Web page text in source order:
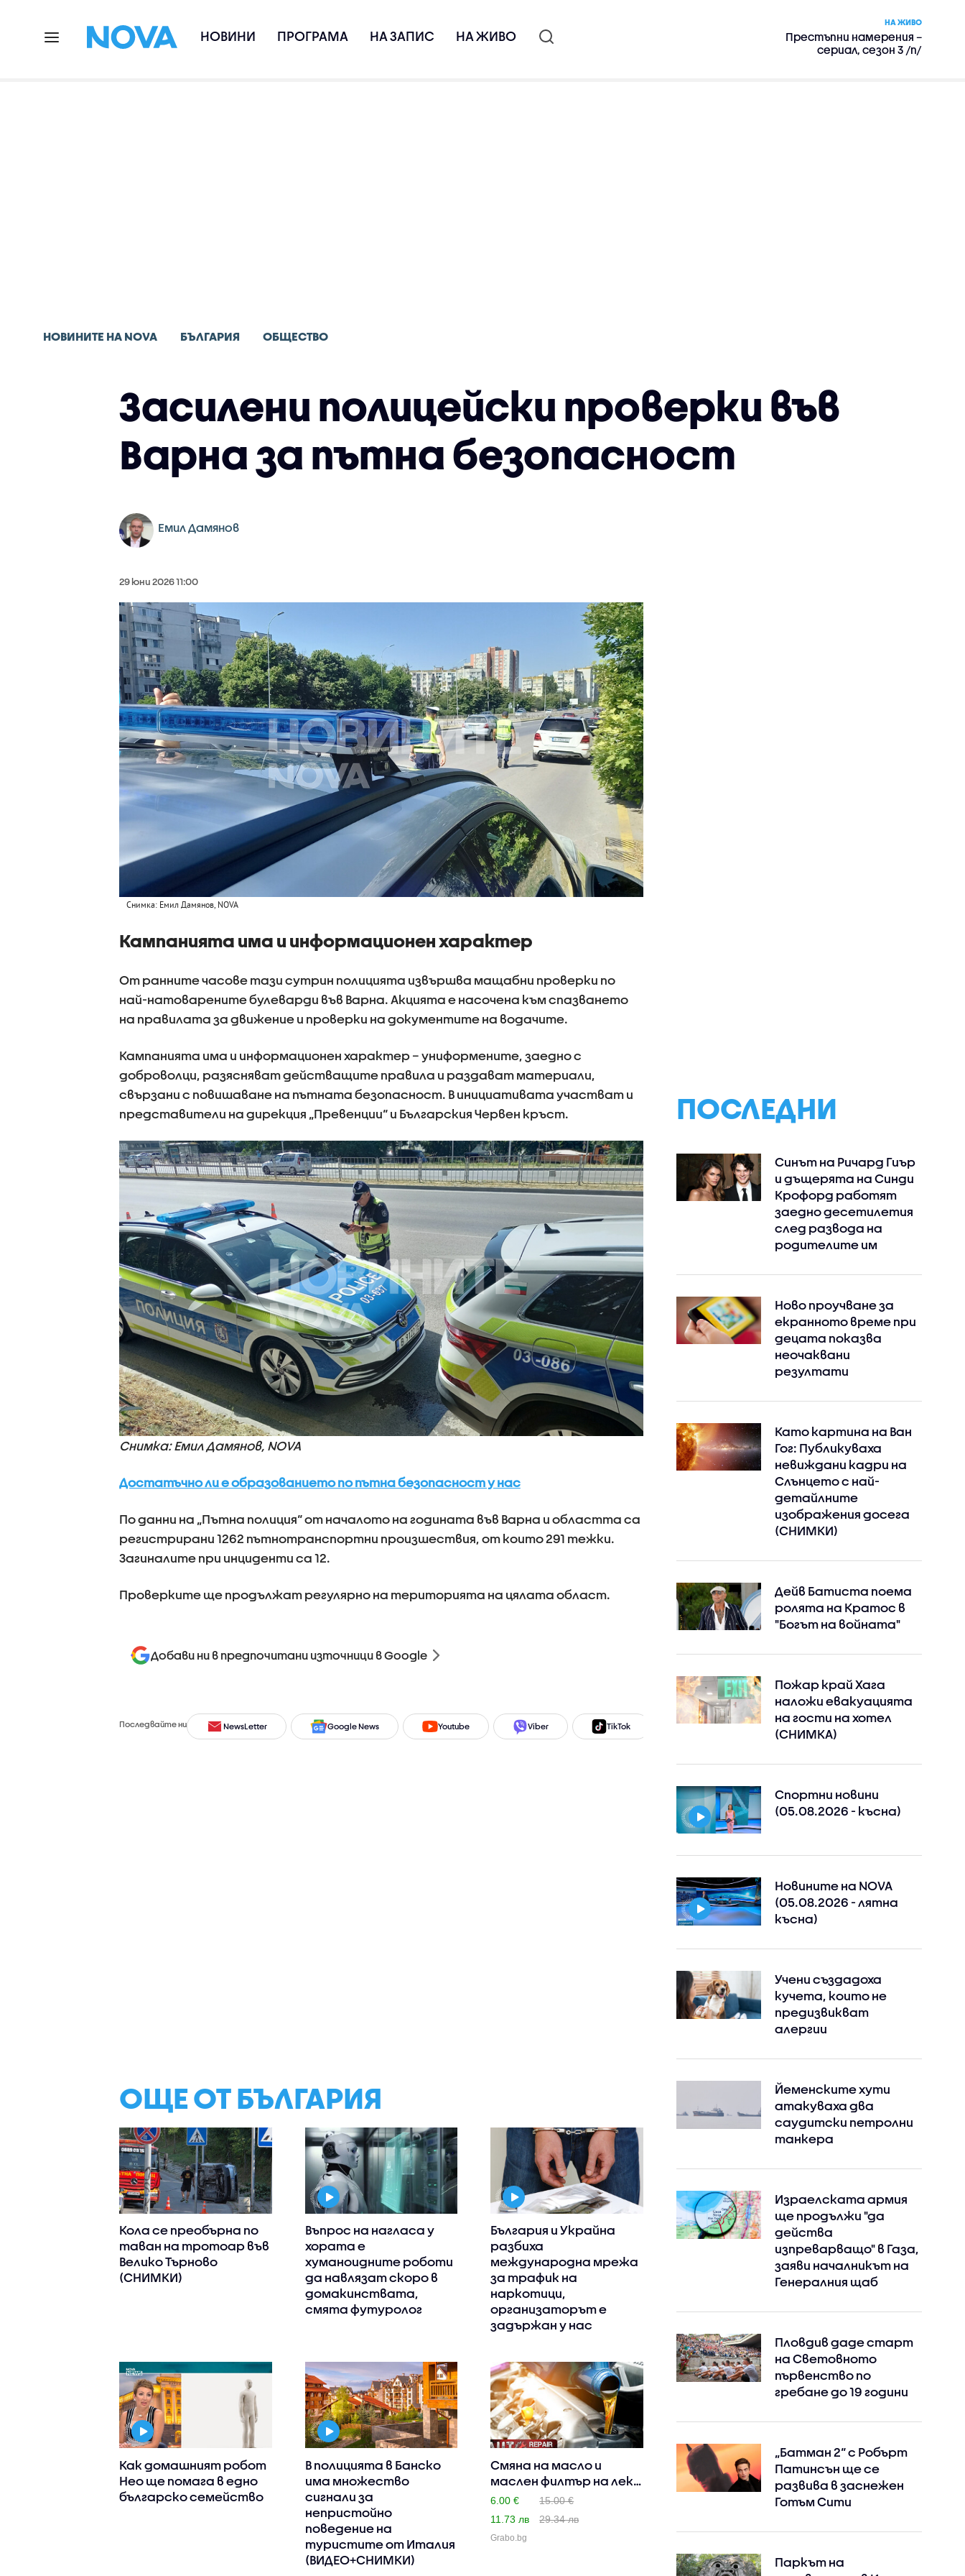
НОВИНИ ПРОГРАМА НА ЗАПИС НА ЖИВО
НА ЖИВО
Престъпни намерения –
сериал, сезон 3 /п/
НОВИНИТЕ НА NOVA БЪЛГАРИЯ ОБЩЕСТВО
Засилени полицейски проверки във
Варна за пътна безопасност
Емил Дамянов
29 юни 2026 11:00
Снимка: Емил Дамянов, NOVA
Кампанията има и информационен характер
От ранните часове тази сутрин полицията извършва мащабни проверки по
най-натоварените булеварди във Варна. Акцията е насочена към спазването
на правилата за движение и проверки на документите на водачите.
Кампанията има и информационен характер – униформените, заедно с
доброволци, разясняват действащите правила и раздават материали,
свързани с повишаване на пътната безопасност. В инициативата участват и
представители на дирекция „Превенции“ и Българския Червен кръст.
Снимка: Емил Дамянов, NOVA
Достатъчно ли е образованието по пътна безопасност у нас
По данни на „Пътна полиция“ от началото на годината във Варна и областта са
регистрирани 1262 пътнотранспортни произшествия, от които 291 тежки.
Загиналите при инциденти са 12.
Проверките ще продължат регулярно на територията на цялата област.
Добави ни в предпочитани източници в Google
Последвайте ни NewsLetter Google News Youtube Viber TikTok Instagram
ОЩЕ ОТ БЪЛГАРИЯ
Кола се преобърна по
таван на тротоар във
Велико Търново
(СНИМКИ)
Въпрос на нагласа у
хората е
хуманоидните роботи
да навлязат скоро в
домакинствата,
смята футуролог
България и Украйна
разбиха
международна мрежа
за трафик на
наркотици,
организаторът е
задържан у нас
Как домашният робот
Нео ще помага в едно
българско семейство
В полицията в Банско
има множество
сигнали за
непристойно
поведение на
туристите от Италия
(ВИДЕО+СНИМКИ)
Смяна на масло и
маслен филтър на лек
автомо..
6.00 €
15.00 €
11.73 лв
29.34 лв
Grabo.bg
ПОСЛЕДНИ
Синът на Ричард Гиър
и дъщерята на Синди
Крофорд работят
заедно десетилетия
след развода на
родителите им
Ново проучване за
екранното време при
децата показва
неочаквани
резултати
Като картина на Ван
Гог: Публикуваха
невиждани кадри на
Слънцето с най-
детайлните
изображения досега
(СНИМКИ)
Дейв Батиста поема
ролята на Кратос в
"Богът на войната"
Пожар край Хага
наложи евакуацията
на гости на хотел
(СНИМКА)
Спортни новини
(05.08.2026 - късна)
Новините на NOVA
(05.08.2026 - лятна
късна)
Учени създадоха
кучета, които не
предизвикват
алергии
Йеменските хути
атакуваха два
саудитски петролни
танкера
Израелската армия
ще продължи "да
действа
изпреварващо" в Газа,
заяви началникът на
Генералния щаб
Пловдив даде старт
на Световното
първенство по
гребане до 19 години
„Батман 2“ с Робърт
Патинсън ще се
развива в заснежен
Готъм Сити
Паркът на